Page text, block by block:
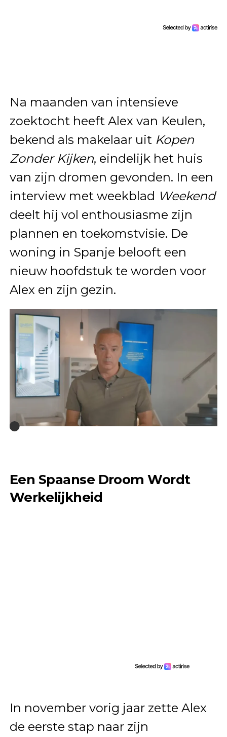
Na maanden van intensieve
zoektocht heeft Alex van Keulen,
bekend als makelaar uit Kopen
Zonder Kijken, eindelijk het huis
van zijn dromen gevonden. In een
interview met weekblad Weekend
deelt hij vol enthousiasme zijn
plannen en toekomstvisie. De
woning in Spanje belooft een
nieuw hoofdstuk te worden voor
Alex en zijn gezin.
Een Spaanse Droom Wordt
Werkelijkheid
In november vorig jaar zette Alex
de eerste stap naar zijn